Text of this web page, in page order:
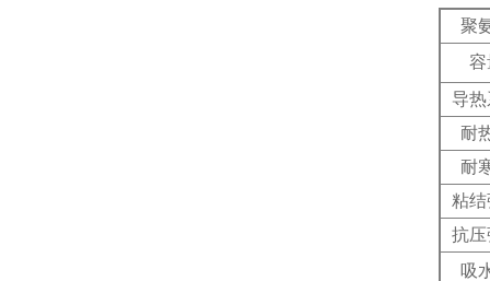
聚
容
导
耐
耐
粘
抗
吸